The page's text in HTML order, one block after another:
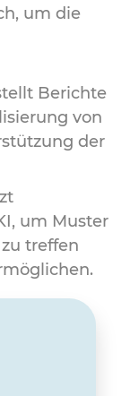
um die
Berichte
von
der
um Muster
treffen